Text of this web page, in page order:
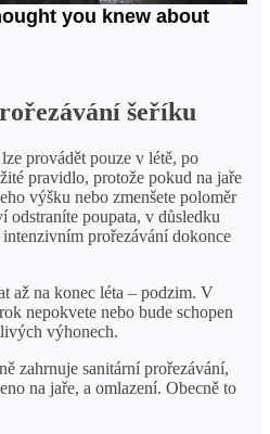
šeříku
provádět pouze v létě, po
pravidlo, protože pokud na jaře
výšku nebo zmenšete poloměr
odstraníte poupata, v důsledku
prořezávání dokonce
až na konec léta – podzim. V
nepokvete nebo bude schopen
výhonech.
zahrnuje sanitární prořezávání,
na jaře, a omlazení. Obecně to